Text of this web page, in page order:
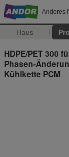
Andores
Haus
HDPE/PET 300
Phasen-
Kühlkette PCM